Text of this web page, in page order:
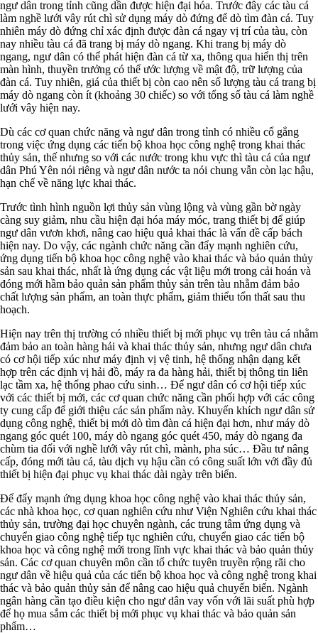
ngư dân trong tỉnh cũng dần được hiện đại hóa. Trước đây các tàu cá
làm nghề lưới vây rút chì sử dụng máy dò đứng để dò tìm đàn cá. Tuy
nhiên máy dò đứng chỉ xác định được đàn cá ngay vị trí của tàu, còn
nay nhiều tàu cá đã trang bị máy dò ngang. Khi trang bị máy dò
ngang, ngư dân có thể phát hiện đàn cá từ xa, thông qua hiển thị trên
màn hình, thuyền trưởng có thể ước lượng về mật độ, trữ lượng của
đàn cá. Tuy nhiên, giá của thiết bị còn cao nên số lượng tàu cá trang bị
máy dò ngang còn ít (khoảng 30 chiếc) so với tổng số tàu cá làm nghề
lưới vây hiện nay.
Dù các cơ quan chức năng và ngư dân trong tỉnh có nhiều cố gắng
trong việc ứng dụng các tiến bộ khoa học công nghệ trong khai thác
thủy sản, thế nhưng so với các nước trong khu vực thì tàu cá của ngư
dân Phú Yên nói riêng và ngư dân nước ta nói chung vẫn còn lạc hậu,
hạn chế về năng lực khai thác.
Trước tình hình nguồn lợi thủy sản vùng lộng và vùng gần bờ ngày
càng suy giảm, nhu cầu hiện đại hóa máy móc, trang thiết bị để giúp
ngư dân vươn khơi, nâng cao hiệu quả khai thác là vấn đề cấp bách
hiện nay. Do vậy, các ngành chức năng cần đẩy mạnh nghiên cứu,
ứng dụng tiến bộ khoa học công nghệ vào khai thác và bảo quản thủy
sản sau khai thác, nhất là ứng dụng các vật liệu mới trong cải hoán và
đóng mới hầm bảo quản sản phẩm thủy sản trên tàu nhằm đảm bảo
chất lượng sản phẩm, an toàn thực phẩm, giảm thiểu tổn thất sau thu
hoạch.
Hiện nay trên thị trường có nhiều thiết bị mới phục vụ trên tàu cá nhằm
đảm bảo an toàn hàng hải và khai thác thủy sản, nhưng ngư dân chưa
có cơ hội tiếp xúc như máy định vị vệ tinh, hệ thống nhận dạng kết
hợp trên các định vị hải đồ, máy ra đa hàng hải, thiết bị thông tin liên
lạc tầm xa, hệ thống phao cứu sinh… Để ngư dân có cơ hội tiếp xúc
với các thiết bị mới, các cơ quan chức năng cần phối hợp với các công
ty cung cấp để giới thiệu các sản phẩm này. Khuyến khích ngư dân sử
dụng công nghệ, thiết bị mới dò tìm đàn cá hiện đại hơn, như máy dò
ngang góc quét 100, máy dò ngang góc quét 450, máy dò ngang đa
chùm tia đối với nghề lưới vây rút chì, mành, pha súc… Đầu tư nâng
cấp, đóng mới tàu cá, tàu dịch vụ hậu cần có công suất lớn với đầy đủ
thiết bị hiện đại phục vụ khai thác dài ngày trên biển.
Để đẩy mạnh ứng dụng khoa học công nghệ vào khai thác thủy sản,
các nhà khoa học, cơ quan nghiên cứu như Viện Nghiên cứu khai thác
thủy sản, trường đại học chuyên ngành, các trung tâm ứng dụng và
chuyển giao công nghệ tiếp tục nghiên cứu, chuyển giao các tiến bộ
khoa học và công nghệ mới trong lĩnh vực khai thác và bảo quản thủy
sản. Các cơ quan chuyên môn cần tổ chức tuyên truyền rộng rãi cho
ngư dân về hiệu quả của các tiến bộ khoa học và công nghệ trong khai
thác và bảo quản thủy sản để nâng cao hiệu quả chuyến biển. Ngành
ngân hàng cần tạo điều kiện cho ngư dân vay vốn với lãi suất phù hợp
để họ mua sắm các thiết bị mới phục vụ khai thác và bảo quản sản
phẩm…